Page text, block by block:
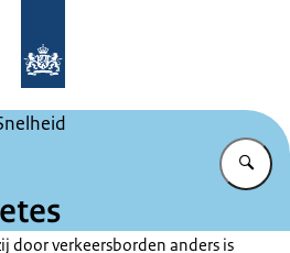
door verkeersborden anders is